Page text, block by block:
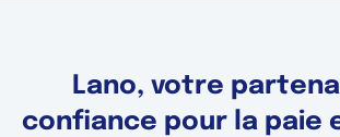
Lano, votre
confiance pour la paie